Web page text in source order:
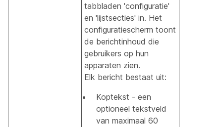
tabbladen 'configuratie'
en 'lijstsecties' in. Het
configuratiescherm toont
de berichtinhoud die
gebruikers op hun
apparaten zien.
Elk bericht bestaat uit:
Koptekst - een
optioneel tekstveld
van maximaal 60